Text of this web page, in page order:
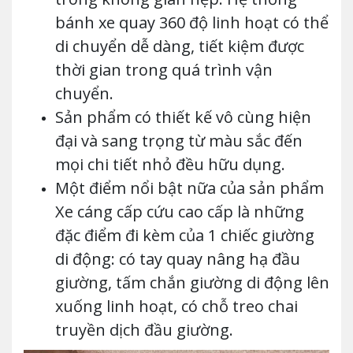
bánh xe quay 360 độ linh hoạt có thể
di chuyển dễ dàng, tiết kiệm được
thời gian trong quá trình vận
chuyển.
Sản phẩm có thiết kế vô cùng hiện
đại và sang trọng từ màu sắc đến
mọi chi tiết nhỏ đều hữu dụng.
Một điểm nổi bật nữa của sản phẩm
Xe cáng cấp cứu cao cấp là những
đặc điểm đi kèm của 1 chiếc giường
di động: có tay quay nâng hạ đầu
giường, tấm chắn giường di động lên
xuống linh hoạt, có chỗ treo chai
truyền dịch đầu giường.